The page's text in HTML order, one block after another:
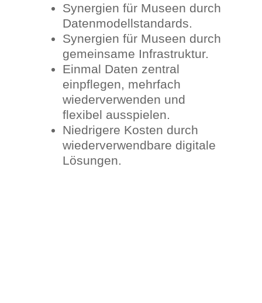
Synergien für Museen durch
Datenmodellstandards.
Synergien für Museen durch
gemeinsame Infrastruktur.
Einmal Daten zentral
einpflegen, mehrfach
wiederverwenden und
flexibel ausspielen.
Niedrigere Kosten durch
wiederverwendbare digitale
Lösungen.